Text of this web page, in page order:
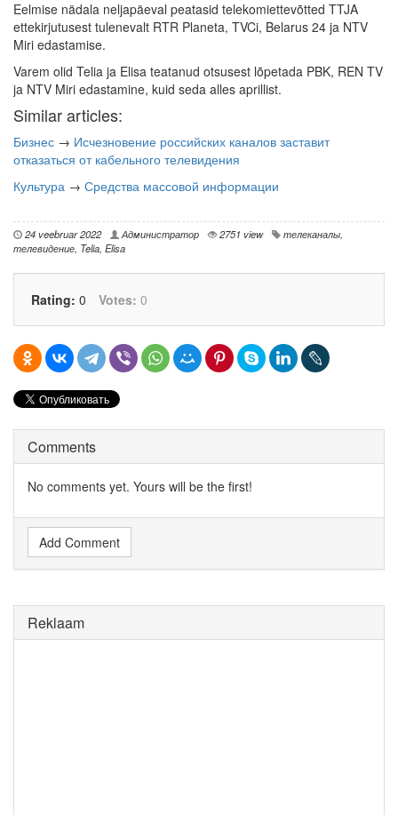
Eelmise nädala neljapäeval peatasid telekomiettevõtted TTJA
ettekirjutusest tulenevalt RTR Planeta, TVCi, Belarus 24 ja NTV
Miri edastamise.
Varem olid Telia ja Elisa teatanud otsusest lõpetada PBK, REN TV
ja NTV Miri edastamine, kuid seda alles aprillist.
Similar articles:
Бизнес → Исчезновение российских каналов заставит
отказаться от кабельного телевидения
Культура → Средства массовой информации
24 veebruar 2022 Администратор 2751 view телеканалы,
телевидение, Telia, Elisa
Rating: 0 Votes: 0
Comments
No comments yet. Yours will be the first!
Add Comment
Reklaam